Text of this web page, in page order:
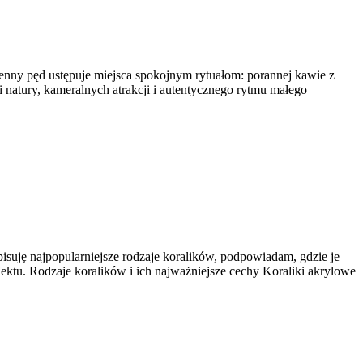
pęd ustępuje miejsca spokojnym rytuałom: porannej kawie z
kameralnych atrakcji i autentycznego rytmu małego
najpopularniejsze rodzaje koralików, podpowiadam, gdzie je
Rodzaje koralików i ich najważniejsze cechy Koraliki akrylowe